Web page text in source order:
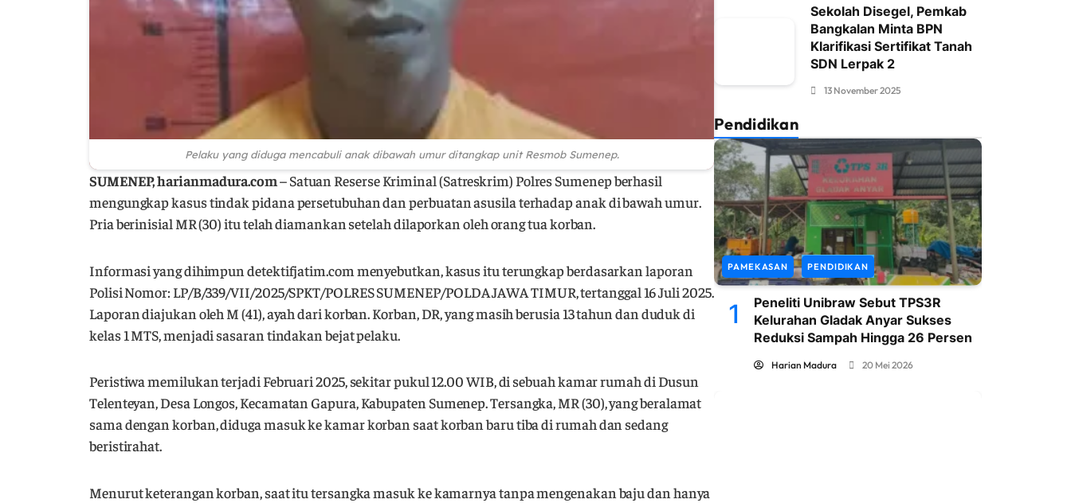
Pelaku yang diduga mencabuli anak dibawah umur ditangkap unit Resmob Sumenep.
SUMENEP, harianmadura.com– Satuan Reserse Kriminal (Satreskrim) Polres Sumenep berhasil
mengungkap kasus tindak pidana persetubuhan dan perbuatan asusila terhadap anak di bawah umur.
Pria berinisial MR (30) itu telah diamankan setelah dilaporkan oleh orang tua korban.
Informasi yang dihimpun detektifjatim.com menyebutkan, kasus itu terungkap berdasarkan laporan
Polisi Nomor: LP/B/339/VII/2025/SPKT/POLRES SUMENEP/POLDA JAWA TIMUR, tertanggal 16 Juli 2025.
Laporan diajukan oleh M (41), ayah dari korban. Korban, DR, yang masih berusia 13 tahun dan duduk di
kelas 1 MTS, menjadi sasaran tindakan bejat pelaku.
Peristiwa memilukan terjadi Februari 2025, sekitar pukul 12.00 WIB, di sebuah kamar rumah di Dusun
Telenteyan, Desa Longos, Kecamatan Gapura, Kabupaten Sumenep. Tersangka, MR (30), yang beralamat
sama dengan korban, diduga masuk ke kamar korban saat korban baru tiba di rumah dan sedang
beristirahat.
Menurut keterangan korban, saat itu tersangka masuk ke kamarnya tanpa mengenakan baju dan hanya
Sekolah Disegel, Pemkab
Bangkalan Minta BPN
Klarifikasi Sertifikat Tanah
SDN Lerpak 2
13 November 2025
Pendidikan
PAMEKASAN PENDIDIKAN
1
Peneliti Unibraw Sebut TPS3R
Kelurahan Gladak Anyar Sukses
Reduksi Sampah Hingga 26 Persen
Harian Madura 20 Mei 2026